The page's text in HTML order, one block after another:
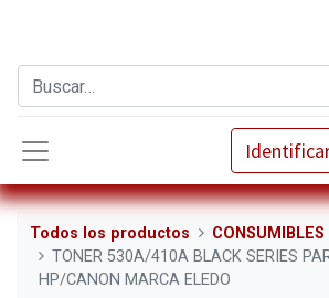
Todos los productos
CONSUMIBLES
TONER 530A/410A BLACK SERIES
HP/CANON MARCA ELEDO